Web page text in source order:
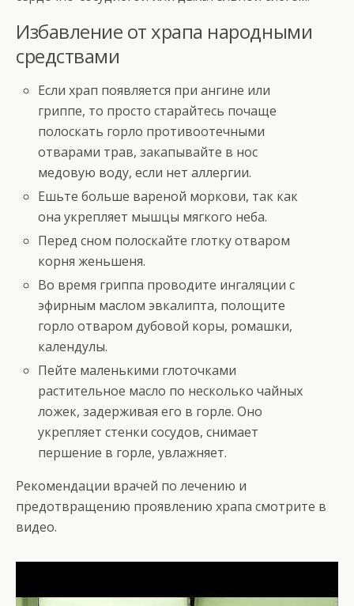
Избавление от храпа народными
средствами
Если храп появляется при ангине или
гриппе, то просто старайтесь почаще
полоскать горло противоотечными
отварами трав, закапывайте в нос
медовую воду, если нет аллергии.
Ешьте больше вареной моркови, так как
она укрепляет мышцы мягкого неба.
Перед сном полоскайте глотку отваром
корня женьшеня.
Во время гриппа проводите ингаляции с
эфирным маслом эвкалипта, полощите
горло отваром дубовой коры, ромашки,
календулы.
Пейте маленькими глоточками
растительное масло по несколько чайных
ложек, задерживая его в горле. Оно
укрепляет стенки сосудов, снимает
першение в горле, увлажняет.
Рекомендации врачей по лечению и
предотвращению проявлению храпа смотрите в
видео.